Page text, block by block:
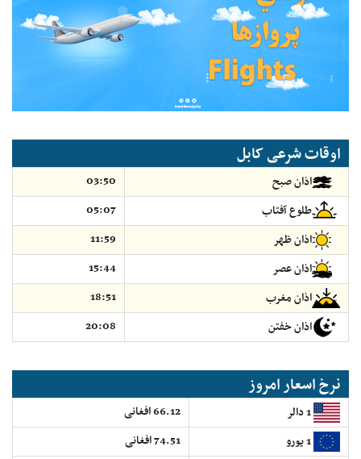
اوقات شرعی کابل
اذان صبح
03:50
طلوع آفتاب
05:07
اذان ظهر
11:59
اذان عصر
15:44
اذان مغرب
18:51
اذان خفتن
20:08
نرخ اسعار امروز
66.12 افغانی
74.51 افغانی